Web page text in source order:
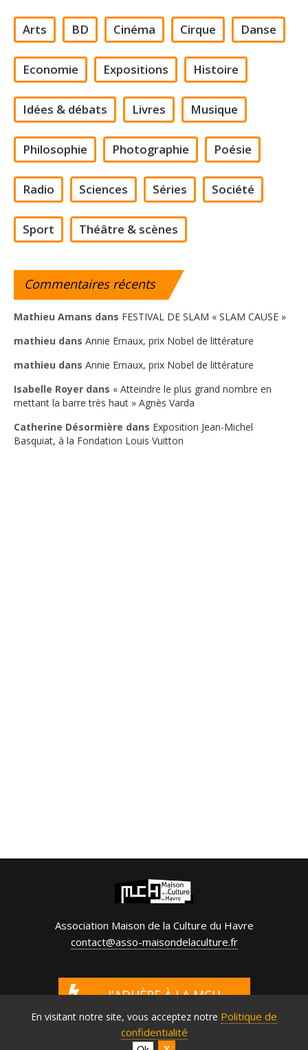
Arts BD Cinéma Cirque Danse
Economie Expositions Histoire
Idées & débats Livres Musique
Philosophie Photographie Poésie
Radio Sciences Séries Société
Sport Théâtre & scènes
Commentairesrécents
Mathieu Amans dans FESTIVAL DE SLAM « SLAM CAUSE »
mathieu dans Annie Ernaux, prix Nobel de littérature
mathieu dans Annie Ernaux, prix Nobel de littérature
Isabelle Royer dans « Atteindre le plus grand nombre en
mettant la barre très haut » Agnès Varda
Catherine Désormière dans Exposition Jean-Michel
Basquiat, à la Fondation Louis Vuitton
Association Maison de la Culture du Havre
contact@asso-maisondelaculture.fr
J'ADHÈRE À LA MCH
Ou renouvelez votre adhésion en ligne
En visitant notre site, vous acceptez notre Politique de
confidentialité